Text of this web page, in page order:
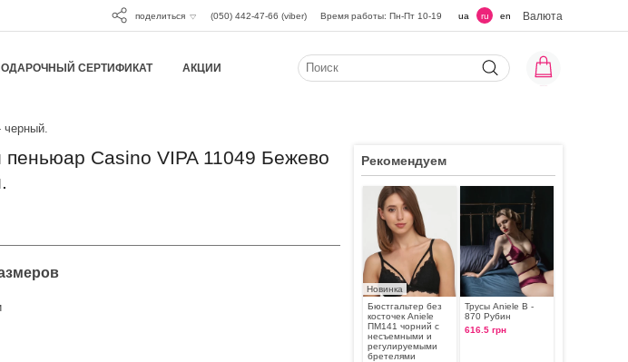
поделиться (050) 442-47-66 (viber) Время работы: Пн-Пт 10-19 ua ru en Валюта
СЕРТИФИКАТ АКЦИИ
черный.
пеньюар Casino VIPA 11049 Бежево
Рекомендуем
Новинка
Бюстгальтер без
косточек Aniele
ПМ141 чорний с
несъемными и
регулируемыми
бретелями
Трусы Aniele В -
870 Рубин
616.5 грн